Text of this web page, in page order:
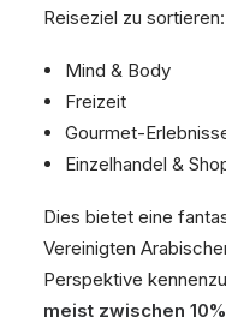
Reiseziel zu sortieren:
Mind & Body
Freizeit
Gourmet-
Einzelhandel &
Dies bietet eine
Vereinigten
Perspektive
meist zwischen